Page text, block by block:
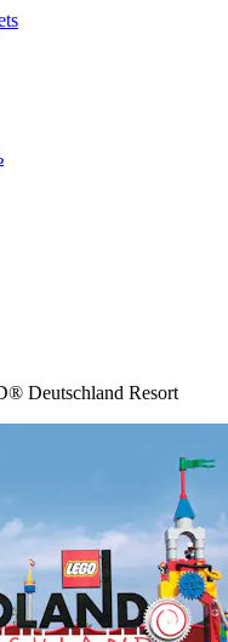
Deutschland Resort